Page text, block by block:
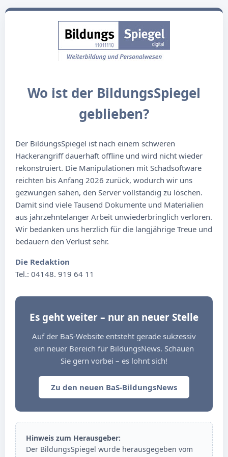
Wo ist der BildungsSpiegel
geblieben?
Der BildungsSpiegel ist nach einem schweren
Hackerangriff dauerhaft offline und wird nicht wieder
rekonstruiert. Die Manipulationen mit Schadsoftware
reichten bis Anfang 2026 zurück, wodurch wir uns
gezwungen sahen, den Server vollständig zu löschen.
Damit sind viele Tausend Dokumente und Materialien
aus jahrzehntelanger Arbeit unwiederbringlich verloren.
Wir bedanken uns herzlich für die langjährige Treue und
bedauern den Verlust sehr.
Die Redaktion
Tel.: 04148. 919 64 11
Es geht weiter – nur an neuer Stelle
Auf der BaS-Website entsteht gerade sukzessiv
ein neuer Bereich für BildungsNews. Schauen
Sie gern vorbei – es lohnt sich!
Zu den neuen BaS-BildungsNews
Hinweis zum Herausgeber:
Der BildungsSpiegel wurde herausgegeben vom